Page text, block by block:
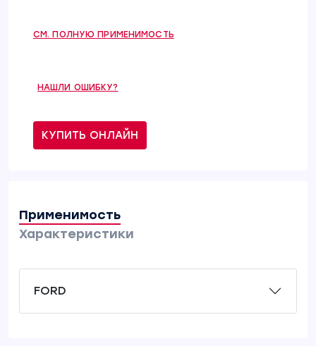
СМ. ПОЛНУЮ ПРИМЕНИМОСТЬ
НАШЛИ ОШИБКУ?
КУПИТЬ ОНЛАЙН
Применимость
Характеристики
FORD